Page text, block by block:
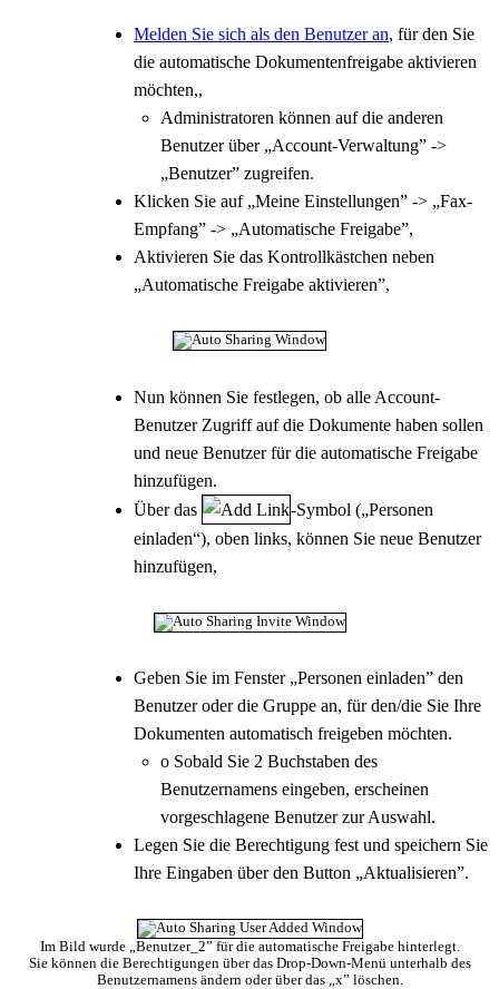
Melden Sie sich als den Benutzer an, für den Sie
die automatische Dokumentenfreigabe aktivieren
möchten,,
Administratoren können auf die anderen
Benutzer über „Account-Verwaltung” ->
„Benutzer” zugreifen.
Klicken Sie auf „Meine Einstellungen” -> „Fax-
Empfang” -> „Automatische Freigabe”,
Aktivieren Sie das Kontrollkästchen neben
„Automatische Freigabe aktivieren”,
Nun können Sie festlegen, ob alle Account-
Benutzer Zugriff auf die Dokumente haben sollen
und neue Benutzer für die automatische Freigabe
hinzufügen.
Über das
-Symbol („Personen
einladen“), oben links, können Sie neue Benutzer
hinzufügen,
Geben Sie im Fenster „Personen einladen” den
Benutzer oder die Gruppe an, für den/die Sie Ihre
Dokumenten automatisch freigeben möchten.
o Sobald Sie 2 Buchstaben des
Benutzernamens eingeben, erscheinen
vorgeschlagene Benutzer zur Auswahl.
Legen Sie die Berechtigung fest und speichern Sie
Ihre Eingaben über den Button „Aktualisieren”.
Im Bild wurde „Benutzer_2” für die automatische Freigabe hinterlegt.
Sie können die Berechtigungen über das Drop-Down-Menü unterhalb des
Benutzernamens ändern oder über das „x” löschen.